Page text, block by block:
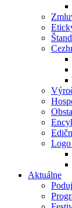
Logo
Aktuálne